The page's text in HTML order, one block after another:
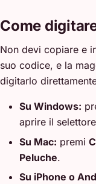
Come
Non devi copiare e
suo codice, e la
digitarlo
Su Windows:
aprire il
Su Mac: premi
Peluche.
Su iPhone o